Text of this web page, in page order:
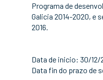
Programa de
Galicia 2014-2020, e
2016.
Data de inicio: 30/12/
Data fin do prazo de